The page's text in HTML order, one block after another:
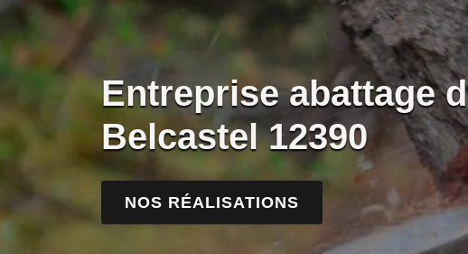
Entreprise abattage
Belcastel 12390
NOS RÉALISATIONS